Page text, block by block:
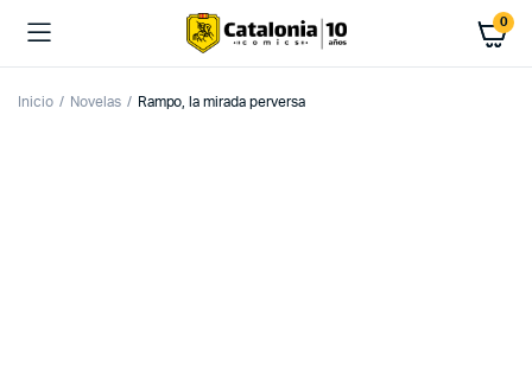
0
Inicio Novelas Rampo, la mirada perversa